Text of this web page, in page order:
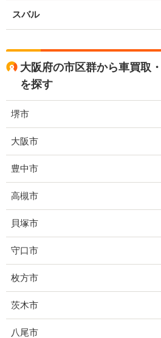
スバル
大阪府の市区群から車買取
を探す
堺市
大阪市
豊中市
高槻市
貝塚市
守口市
枚方市
茨木市
八尾市